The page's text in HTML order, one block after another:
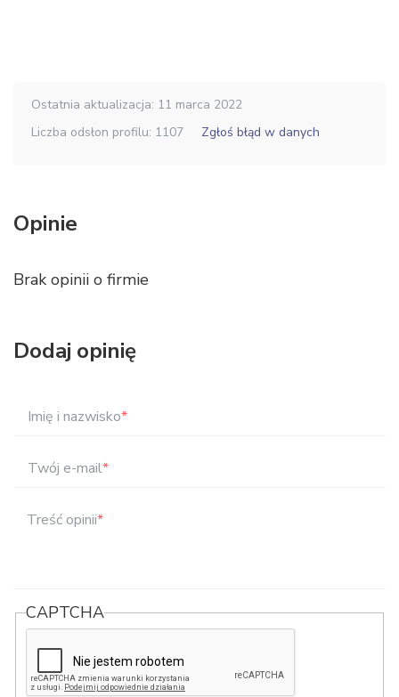
Ostatnia aktualizacja: 11 marca 2022
Liczba odsłon profilu: 1107
Zgłoś błąd w danych
Opinie
Brak opinii o firmie
Dodaj opinię
Imię i nazwisko*
Twój e-mail*
Treść opinii*
CAPTCHA